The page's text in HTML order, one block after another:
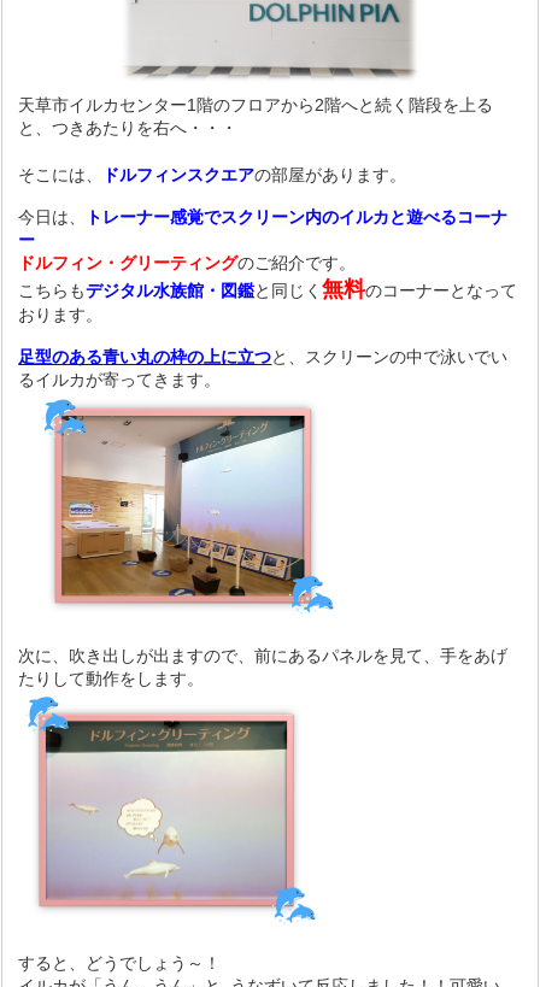
天草市イルカセンター1階のフロアから2階へと続く階段を上る
と、つきあたりを右へ・・・
そこには、 ドルフィンスクエアの部屋があります。
今日は、
トレーナー感覚でスクリーン内のイルカと遊べるコーナ
ー
ドルフィン・グリーティングのご紹介です。
こちらもデジタル水族館・図鑑と同じく無料のコーナーとなって
おります。
足型のある青い丸の枠の上に立つと、スクリーンの中で泳いでい
るイルカが寄ってきます。
次に、吹き出しが出ますので、前にあるパネルを見て、手をあげ
たりして動作をします。
すると、どうでしょう～！